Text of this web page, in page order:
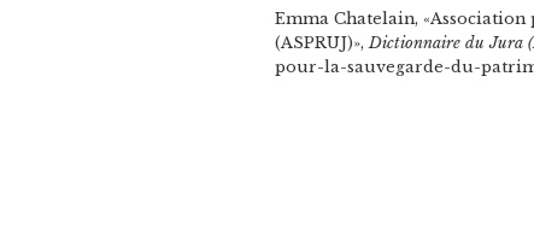
Emma Chatelain,
(ASPRUJ)»,Dictionnaire du Jura
pour-la-sauvegarde-du-